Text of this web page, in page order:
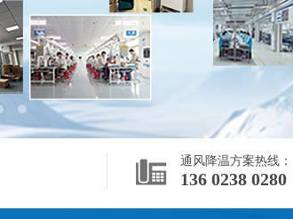
通风降温方案热线：
136 0238 0280